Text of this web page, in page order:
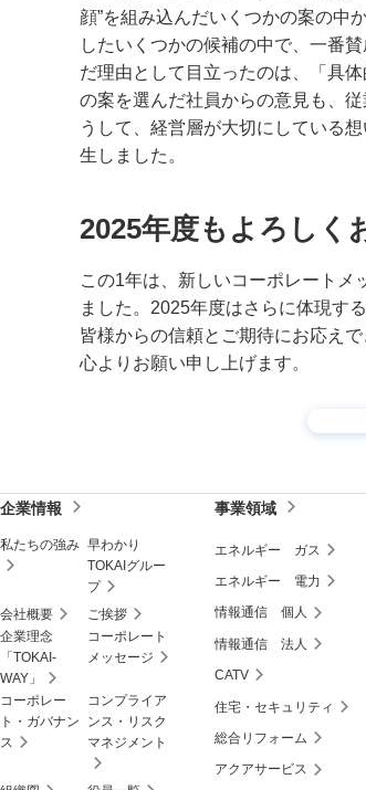
顔”を組み込んだいくつかの案の中
したいくつかの候補の中で、一番
だ理由として目立ったのは、「具
の案を選んだ社員からの意見も、
うして、経営層が大切にしている
生しました。
2025年度もよろしく
この1年は、新しいコーポレートメ
ました。2025年度はさらに体現す
皆様からの信頼とご期待にお応え
心よりお願い申し上げます。
企業情報
私たちの強み 早わかり
TOKAIグルー
プ
会社概要
ご挨拶
企業理念
「TOKAI-
WAY」
コーポレート
メッセージ
コーポレー
ト・ガバナン
ス
コンプライア
ンス・リスク
マネジメント
事業領域
エネルギー ガス
エネルギー 電力
情報通信 個人
情報通信 法人
CATV
住宅・セキュリティ
総合リフォーム
アクアサービス